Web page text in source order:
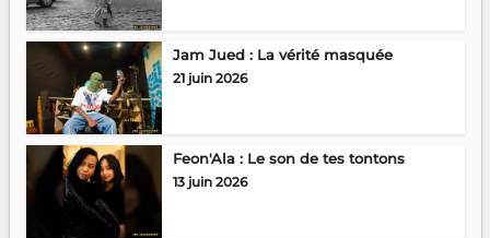
Jam Jued : La vérité masquée
21 juin 2026
Feon'Ala : Le son de tes tontons
13 juin 2026